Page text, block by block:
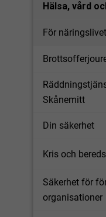
Hälsa, vård
För näringslivet
Skånemitt
Din säkerhet
Kris och
Säkerhet för
organisationer